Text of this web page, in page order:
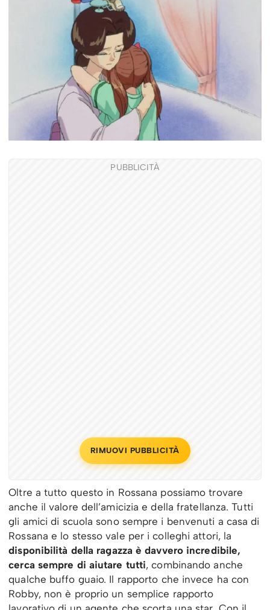
PUBBLICITÀ
RIMUOVI PUBBLICITÀ
Oltre a tutto questo in Rossana possiamo trovare
anche il valore dell’amicizia e della fratellanza. Tutti
gli amici di scuola sono sempre i benvenuti a casa di
Rossana e lo stesso vale per i colleghi attori, la
disponibilità della ragazza è davvero incredibile,
cerca sempre di aiutare tutti, combinando anche
qualche buffo guaio. Il rapporto che invece ha con
Robby, non è proprio un semplice rapporto